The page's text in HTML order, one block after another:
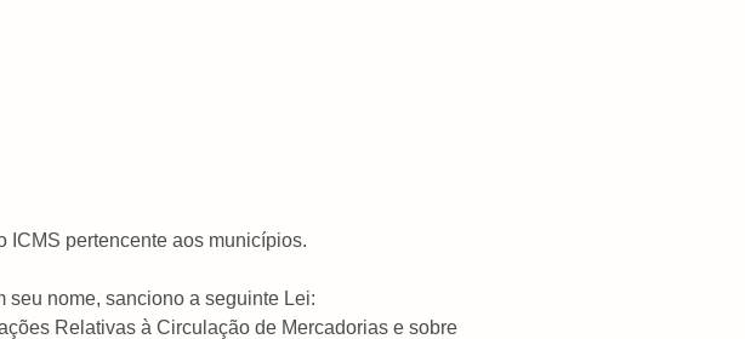
ICMS pertencente aos municípios.
seu nome, sanciono a seguinte Lei:
Relativas à Circulação de Mercadorias e sobre